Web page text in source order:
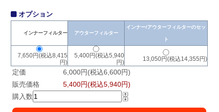
オプション
インナーフィルター アウターフィルター
インナー/アウターフィルターのセッ
ト
7,650円(税込8,415
円)
5,400円(税込5,940
円)
13,050円(税込14,355円)
定価
6,000円(税込6,600円)
販売価格
5,400円(税込5,940円)
購入数